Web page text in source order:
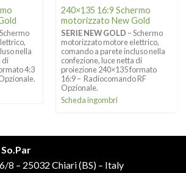
nella
di
4:3
240×135 16:9 Schermo
motorizzato New Gold
SERIE NEW GOLD – Schermo
motorizzato motore elettrico,
comando a parete incluso nella
confezione, luce netta di
proiezione 240×135 formato
16:9 – Radiocomando RF
Opzionale.
Scheda ingombri
8 – 25032 Chiari (BS) – Italy